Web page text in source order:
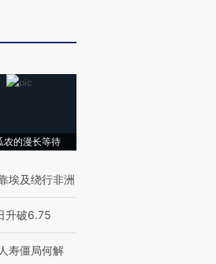
农的漫长等待
埃及绕行非洲
升破6.75
寿僵局何解